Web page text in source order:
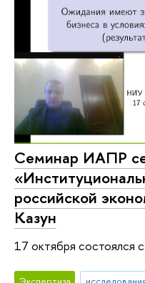
Семинар ИАПР
российской
Казун
17 октября состоялся